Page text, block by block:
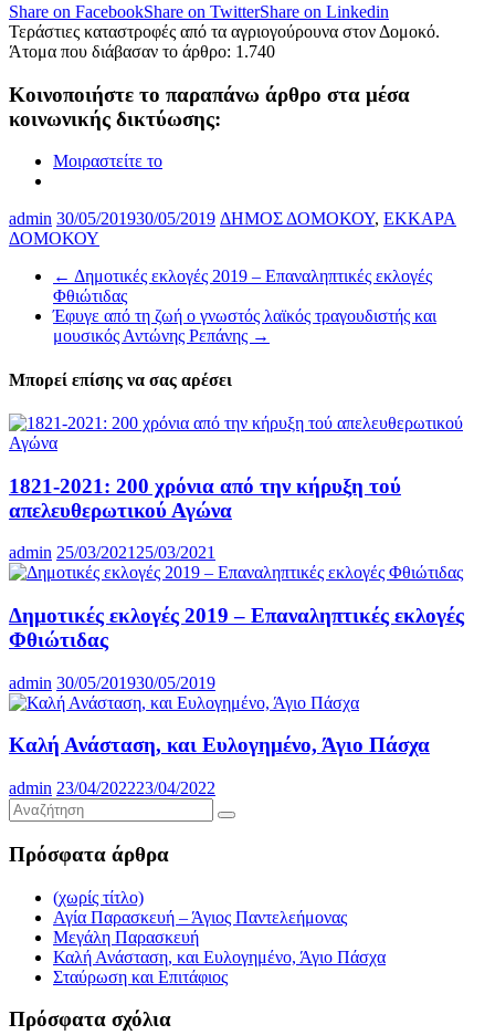
Share on FacebookShare on TwitterShare on Linkedin
Τεράστιες καταστροφές από τα αγριογούρουνα στον Δομοκό.
Άτομα που διάβασαν το άρθρο: 1.740
Κοινοποιήστε το παραπάνω άρθρο στα μέσα
κοινωνικής δικτύωσης:
Μοιραστείτε το
admin 30/05/201930/05/2019 ΔΗΜΟΣ ΔΟΜΟΚΟΥ, ΕΚΚΑΡΑ
ΔΟΜΟΚΟΥ
← Δημοτικές εκλογές 2019 – Επαναληπτικές εκλογές
Φθιώτιδας
Έφυγε από τη ζωή ο γνωστός λαϊκός τραγουδιστής και
μουσικός Αντώνης Ρεπάνης →
Μπορεί επίσης να σας αρέσει
1821-2021: 200 χρόνια από την κήρυξη τού
απελευθερωτικού Αγώνα
admin 25/03/2021 25/03/2021
Δημοτικές εκλογές 2019 – Επαναληπτικές εκλογές
Φθιώτιδας
admin 30/05/201930/05/2019
Καλή Ανάσταση, και Ευλογημένο, Άγιο Πάσχα
admin 23/04/202223/04/2022
Πρόσφατα άρθρα
(χωρίς τίτλο)
Αγία Παρασκευή – Άγιος Παντελεήμονας
Μεγάλη Παρασκευή
Καλή Ανάσταση, και Ευλογημένο, Άγιο Πάσχα
Σταύρωση και Επιτάφιος
Πρόσφατα σχόλια